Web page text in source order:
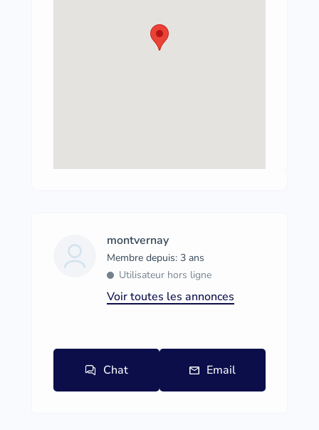
montvernay
Membre depuis: 3 ans
Utilisateur hors ligne
Voir toutes les annonces
Chat Email